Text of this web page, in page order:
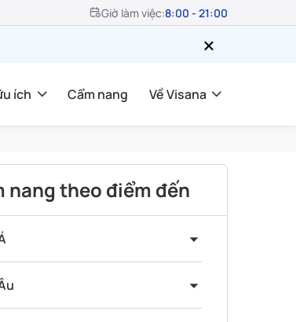
Giờ làm việc:8:00 - 21:00
ích Cẩm nang Về Visana
nang theo điểm đến